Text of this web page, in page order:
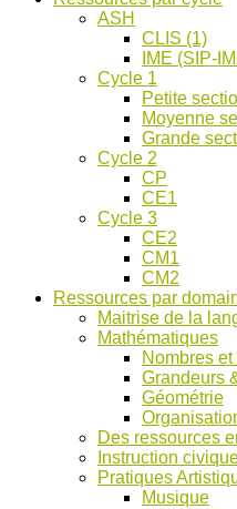
ASH
CLIS (1)
IME (SIP-
Cycle 1
Petite
Moyenne
Grande
Cycle 2
CP
CE1
Cycle 3
CE2
CM1
CM2
Ressources par
Maitrise de la
Mathématiques
Nombres et
Grandeurs
Géométrie
Des ressources
Instruction
Pratiques
Musique